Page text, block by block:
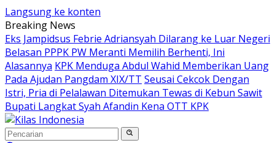
Langsung ke konten
Breaking News
Eks Jampidsus Febrie Adriansyah Dilarang ke Luar Negeri
Belasan PPPK PW Meranti Memilih Berhenti, Ini
Alasannya KPK Menduga Abdul Wahid Memberikan Uang
Pada Ajudan Pangdam XIX/TT Seusai Cekcok Dengan
Istri, Pria di Pelalawan Ditemukan Tewas di Kebun Sawit
Bupati Langkat Syah Afandin Kena OTT KPK